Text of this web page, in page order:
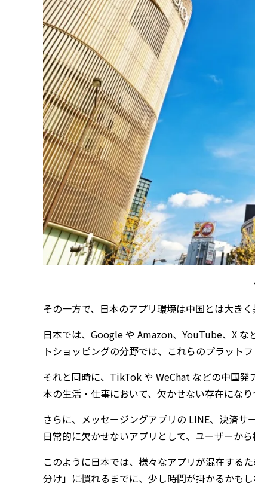
その一方で、日本のアプリ環境は中国とは大き
日本では、Google や Amazon、YouTube、X
トショッピングの分野では、これらのプラット
それと同時に、TikTok や WeChat などの中国
本の生活・仕事において、欠かせない存在になり
さらに、メッセージングアプリの LINE、決済サ
日常的に欠かせないアプリとして、ユーザーから
このように日本では、様々なアプリが混在する
分け」に慣れるまでに、少し時間が掛かるかもし